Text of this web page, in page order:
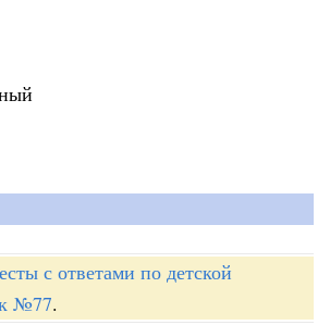
с ответами по детской
№77.